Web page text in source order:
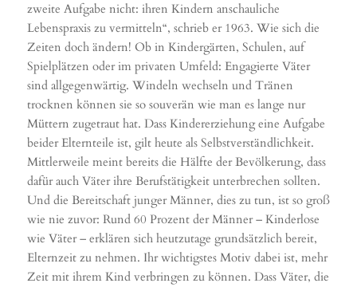
zweite Aufgabe nicht: ihren Kindern anschauliche
Lebenspraxis zu vermitteln“, schrieb er 1963. Wie sich die
Zeiten doch ändern! Ob in Kindergärten, Schulen, auf
Spielplätzen oder im privaten Umfeld: Engagierte Väter
sind allgegenwärtig. Windeln wechseln und Tränen
trocknen können sie so souverän wie man es lange nur
Müttern zugetraut hat. Dass Kindererziehung eine Aufgabe
beider Elternteile ist, gilt heute als Selbstverständlichkeit.
Mittlerweile meint bereits die Hälfte der Bevölkerung, dass
dafür auch Väter ihre Berufstätigkeit unterbrechen sollten.
Und die Bereitschaft junger Männer, dies zu tun, ist so groß
wie nie zuvor: Rund 60 Prozent der Männer – Kinderlose
wie Väter – erklären sich heutzutage grundsätzlich bereit,
Elternzeit zu nehmen. Ihr wichtigstes Motiv dabei ist, mehr
Zeit mit ihrem Kind verbringen zu können. Dass Väter, die